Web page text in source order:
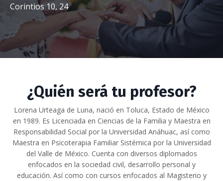
Corintios 10, 24
¿Quién será tu profesor?
Lorena Urteaga de Luna, nació en Toluca, Estado de México
en 1989. Es Licenciada en Ciencias de la Familia y Maestra en
Responsabilidad Social por la Universidad Anáhuac, así como
Maestra en Psicoterapia Familiar Sistémica por la Universidad
del Valle de México. Cuenta con diversos diplomados
enfocados en la sociedad civil, desarrollo personal y
educación. Así como con cursos enfocados al Magisterio y